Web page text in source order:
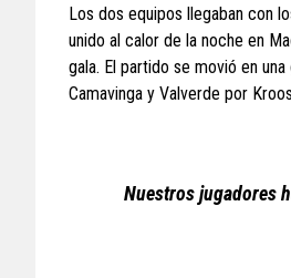
Los dos equipos llegaban con
unido al calor de la noche en
gala. El partido se movió en
Camavinga y Valverde por
Nuestros jugadores